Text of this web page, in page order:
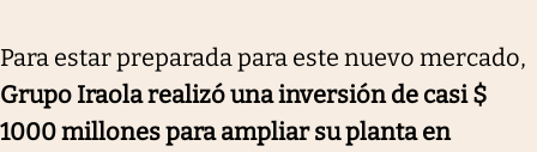
Para estar preparada para este nuevo mercado,
Grupo Iraola realizó una inversión de casi $
1000 millones para ampliar su planta en